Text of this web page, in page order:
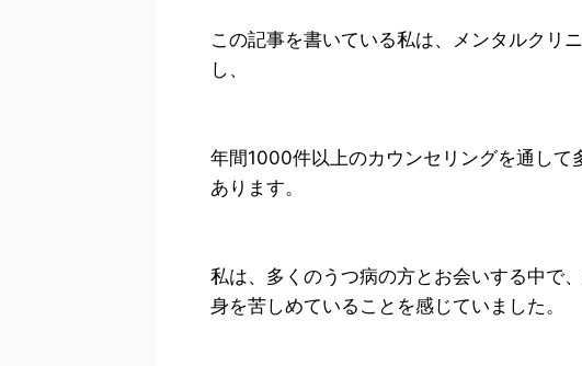
この記事を書いている私は、メンタルクリ
し、
年間1000件以上のカウンセリングを通し
あります。
私は、多くのうつ病の方とお会いする中で
身を苦しめていることを感じていました。